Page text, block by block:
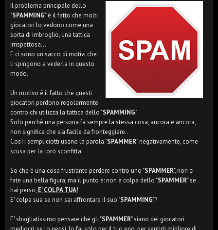
Il problema principale dello
"SPAMMING" è il fatto che molti
giocatori lo vedono come una
sorta di imbroglio, una tattica
irrispettosa...
E ci sono un sacco di motivi che
li spingono a vederla in questo
modo.
Un motivo è il fatto che questi
giocatori perdono regolarmente
contro chi utilizza la tattica dello "SPAMMING".
Solo perchè una persona fa sempre la stessa cosa, ancora e ancora,
non significa che sia facile da fronteggiare..
Così i sempliciotti usano la parola "SPAMMER" negativamente, come
scusa per la loro sconfitta.
So che è una cosa frustrante perdere contro uno "SPAMMER", non ci
fate una bella figura, ma il punto è: non è colpa dello "SPAMMER" se
hai perso, E' COLPA TUA!
E' colpa sua se non sai affrontare il suo "SPAMMING"?
E' sbagliatissimo pensare che gli "SPAMMER" siano dei giocatori